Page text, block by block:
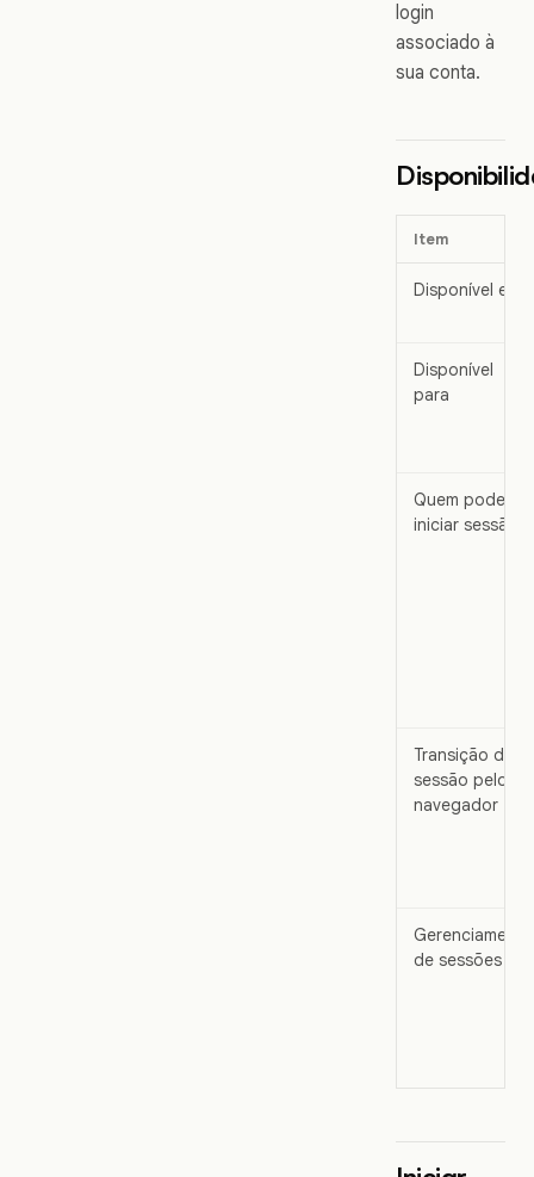
login
associado à
sua conta.
Item
Disponível em
Disponível
para
Quem pode
iniciar sessão
Transição de
sessão pelo
navegador
Gerenciamento
de sessões